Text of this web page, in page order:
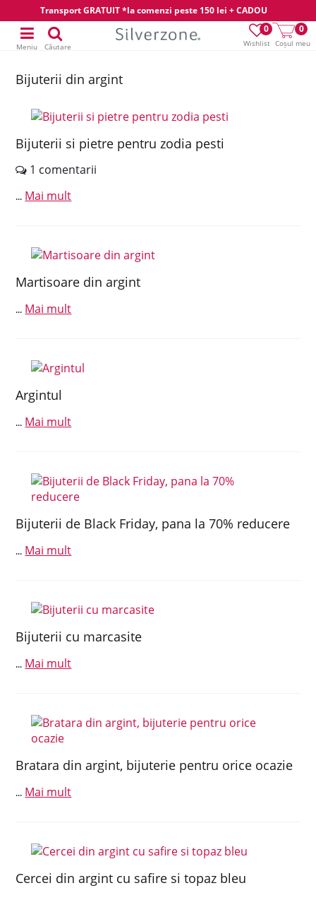
Transport GRATUIT *la comenzi peste 150 lei + CADOU
Wishlist
0
Coșul meu
0
Meniu Căutare
Bijuterii din argint
Bijuterii si pietre pentru zodia pesti
1 comentarii
... Mai mult
Martisoare din argint
... Mai mult
Argintul
... Mai mult
Bijuterii de Black Friday, pana la 70% reducere
... Mai mult
Bijuterii cu marcasite
... Mai mult
Bratara din argint, bijuterie pentru orice ocazie
... Mai mult
Cercei din argint cu safire si topaz bleu